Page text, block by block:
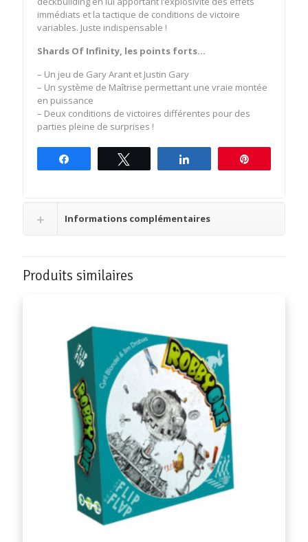
immédiats et la tactique de conditions de victoire
variables. Juste indispensable !
Shards Of Infinity, les points forts…
– Un jeu de Gary Arant et Justin Gary
– Un système de Maîtrise permettant une vraie montée
en puissance
– Deux conditions de victoires différentes pour des
parties pleine de surprises !
Informations complémentaires
Produits similaires